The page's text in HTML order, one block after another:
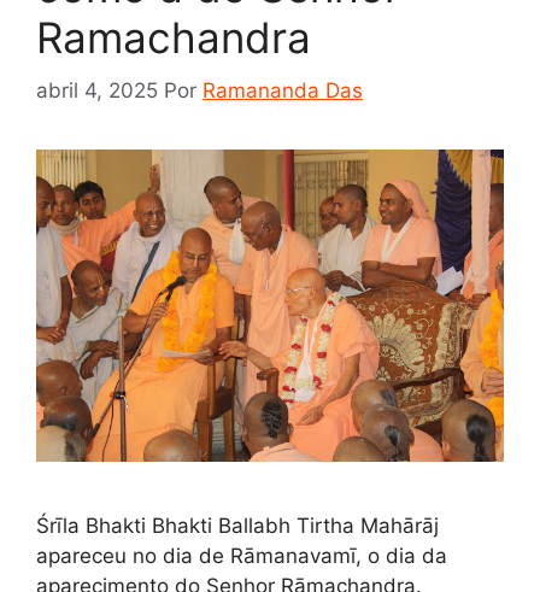
Ramachandra
abril 4, 2025 Por Ramananda Das
Śrīla Bhakti Bhakti Ballabh Tirtha Mahārāj
apareceu no dia de Rāmanavamī, o dia da
aparecimento do Senhor Rāmachandra.